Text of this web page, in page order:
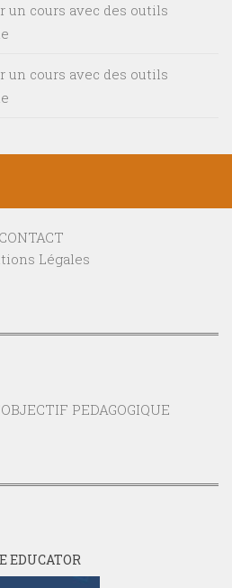
un cours avec des outils
un cours avec des outils
CONTACT
Légales
PEDAGOGIQUE
EDUCATOR